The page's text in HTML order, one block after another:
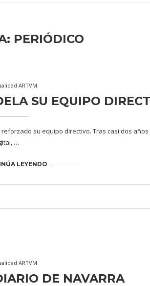
PERIÓDICO
ARTVM
SU EQUIPO
su equipo directivo. Tras casi dos años
…
LEYENDO
ARTVM
DE NAVARRA